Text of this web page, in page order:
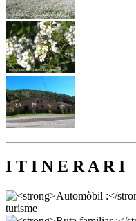
I T I N E R A R I